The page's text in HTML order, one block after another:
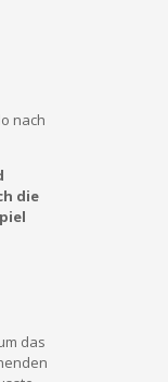
nach
die
das